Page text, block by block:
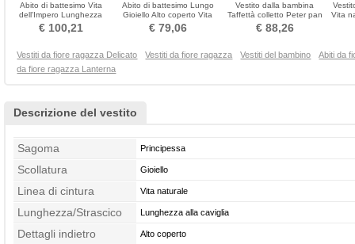
Abito di battesimo Vita
dell'Impero Lunghezza
piano Merletto Pudica
€ 100,21
Abito di battesimo Lungo
Gioiello Alto coperto Vita
naturale Ghirlanda
€ 79,06
Vestito dalla bambina
Taffettà colletto Peter pan
Maglietta Maniche corte
€ 88,26
Vita
Vestiti da fiore ragazza Delicato Vestiti da fiore ragazza Vestiti del bambino
Abiti da
da fiore ragazza Lanterna
Descrizione del vestito
Sagoma Principessa
Scollatura Gioiello
Linea di cintura Vita naturale
Lunghezza/Strascico Lunghezza alla caviglia
Dettagli indietro Alto coperto